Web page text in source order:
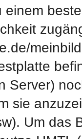
einem
Server)
sie
Um das